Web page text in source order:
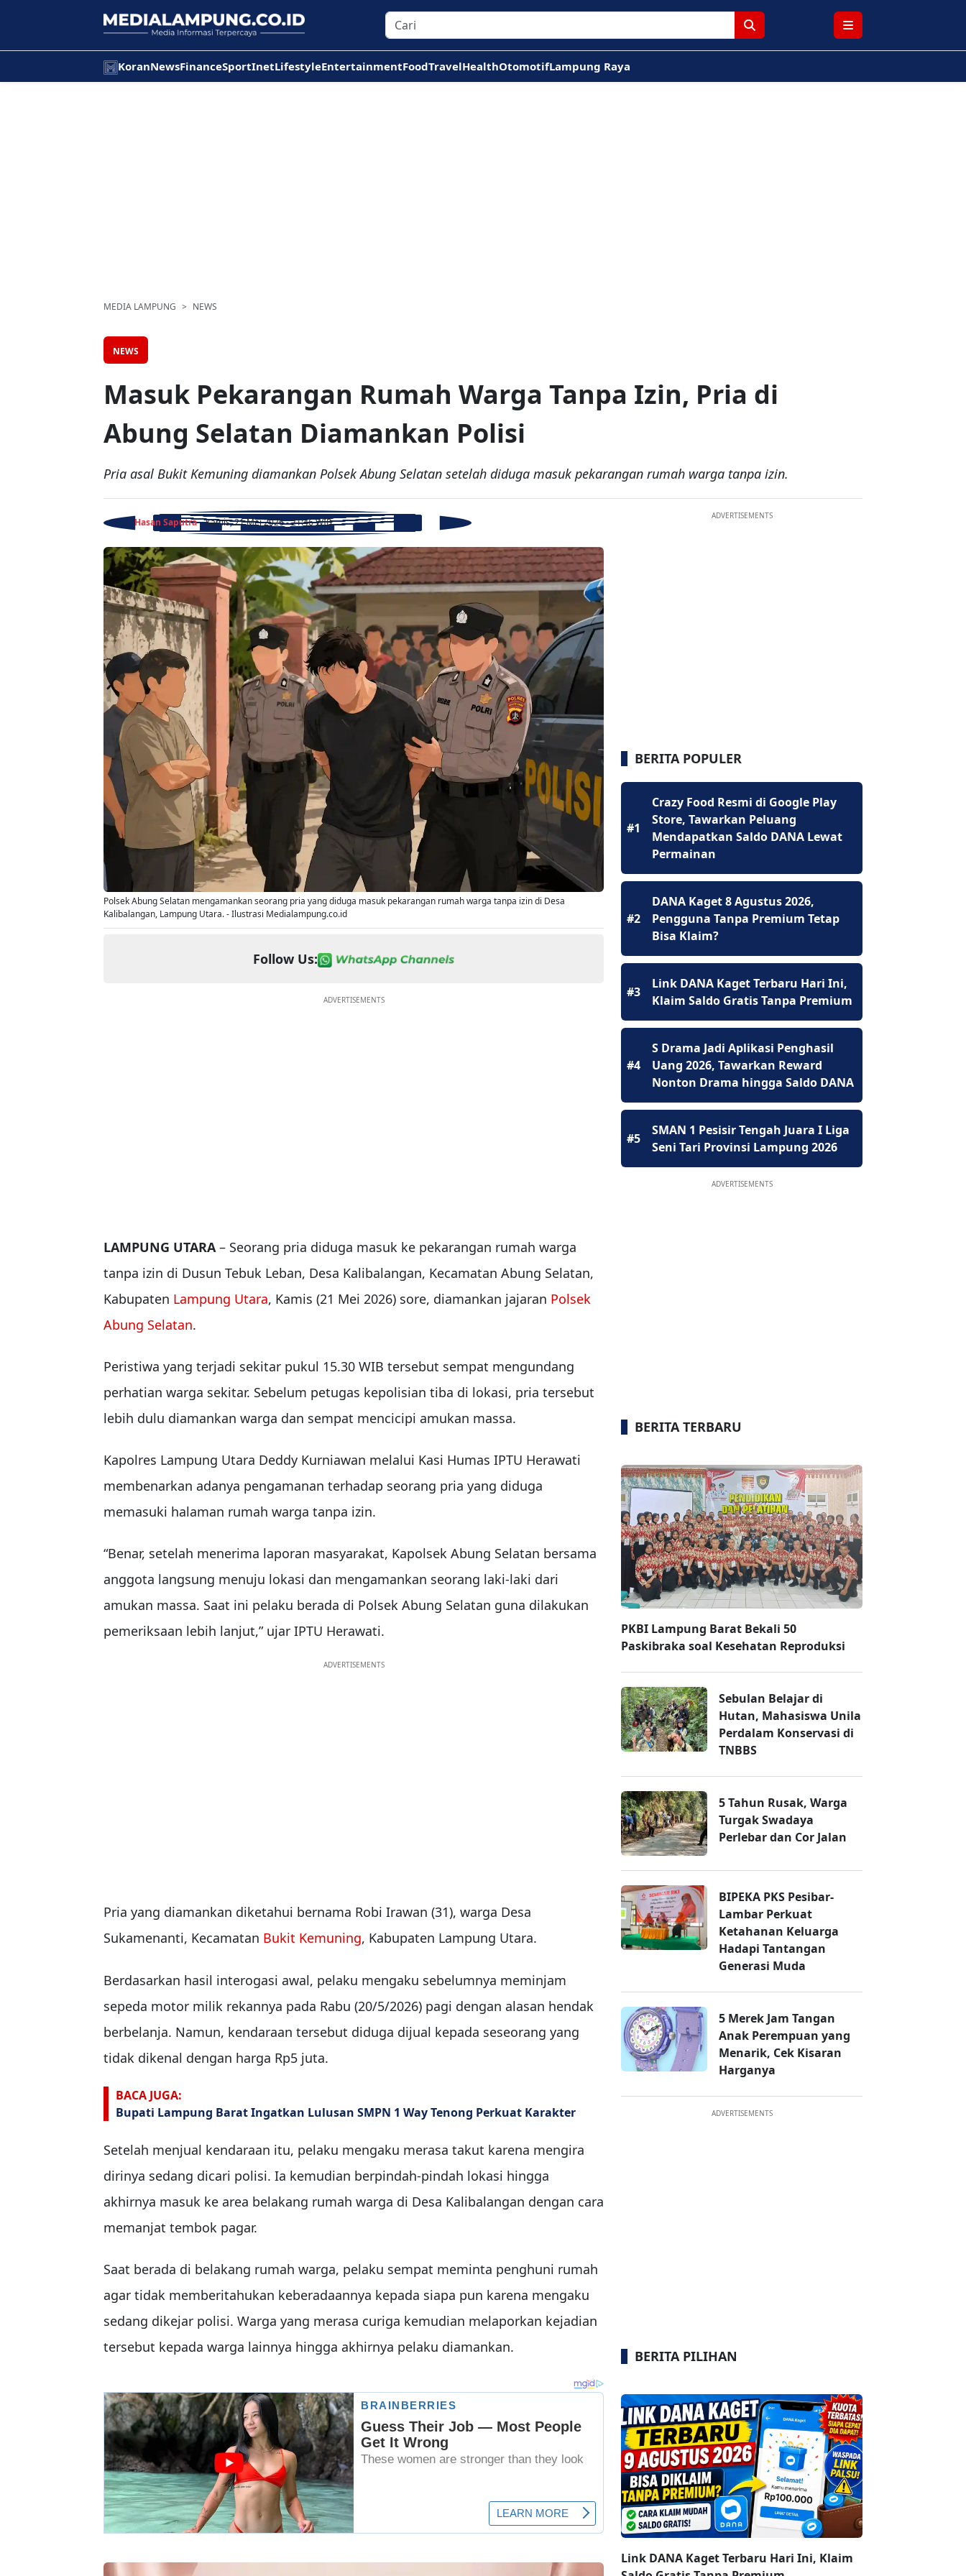
KoranNewsFinanceSportInetLifestyleEntertainmentFoodTravelHealthOtomotifLampung Raya
MEDIA LAMPUNG NEWS
NEWS
Masuk Pekarangan Rumah Warga Tanpa Izin, Pria di
Abung Selatan Diamankan Polisi
Pria asal Bukit Kemuning diamankan Polsek Abung Selatan setelah diduga masuk pekarangan rumah warga tanpa izin.
Hasan Saputra - Kamis, 21 Mei 2026 - 21:46 WIB
Polsek Abung Selatan mengamankan seorang pria yang diduga masuk pekarangan rumah warga tanpa izin di Desa
Kalibalangan, Lampung Utara. - Ilustrasi Medialampung.co.id
Follow Us:
ADVERTISEMENTS
LAMPUNG UTARA– Seorang pria diduga masuk ke pekarangan rumah warga
tanpa izin di Dusun Tebuk Leban, Desa Kalibalangan, Kecamatan Abung Selatan,
Kabupaten Lampung Utara, Kamis (21 Mei 2026) sore, diamankan jajaran Polsek
Abung Selatan.
Peristiwa yang terjadi sekitar pukul 15.30 WIB tersebut sempat mengundang
perhatian warga sekitar. Sebelum petugas kepolisian tiba di lokasi, pria tersebut
lebih dulu diamankan warga dan sempat mencicipi amukan massa.
Kapolres Lampung Utara Deddy Kurniawan melalui Kasi Humas IPTU Herawati
membenarkan adanya pengamanan terhadap seorang pria yang diduga
memasuki halaman rumah warga tanpa izin.
“Benar, setelah menerima laporan masyarakat, Kapolsek Abung Selatan bersama
anggota langsung menuju lokasi dan mengamankan seorang laki-laki dari
amukan massa. Saat ini pelaku berada di Polsek Abung Selatan guna dilakukan
pemeriksaan lebih lanjut,” ujar IPTU Herawati.
ADVERTISEMENTS
Pria yang diamankan diketahui bernama Robi Irawan (31), warga Desa
Sukamenanti, Kecamatan Bukit Kemuning, Kabupaten Lampung Utara.
Berdasarkan hasil interogasi awal, pelaku mengaku sebelumnya meminjam
sepeda motor milik rekannya pada Rabu (20/5/2026) pagi dengan alasan hendak
berbelanja. Namun, kendaraan tersebut diduga dijual kepada seseorang yang
tidak dikenal dengan harga Rp5 juta.
BACA JUGA:
Bupati Lampung Barat Ingatkan Lulusan SMPN 1 Way Tenong Perkuat Karakter
Setelah menjual kendaraan itu, pelaku mengaku merasa takut karena mengira
dirinya sedang dicari polisi. Ia kemudian berpindah-pindah lokasi hingga
akhirnya masuk ke area belakang rumah warga di Desa Kalibalangan dengan cara
memanjat tembok pagar.
Saat berada di belakang rumah warga, pelaku sempat meminta penghuni rumah
agar tidak memberitahukan keberadaannya kepada siapa pun karena mengaku
sedang dikejar polisi. Warga yang merasa curiga kemudian melaporkan kejadian
tersebut kepada warga lainnya hingga akhirnya pelaku diamankan.
ADVERTISEMENTS
BERITA POPULER
#1
Crazy Food Resmi di Google Play
Store, Tawarkan Peluang
Mendapatkan Saldo DANA Lewat
Permainan
#2
DANA Kaget 8 Agustus 2026,
Pengguna Tanpa Premium Tetap
Bisa Klaim?
#3
Link DANA Kaget Terbaru Hari Ini,
Klaim Saldo Gratis Tanpa Premium
#4
S Drama Jadi Aplikasi Penghasil
Uang 2026, Tawarkan Reward
Nonton Drama hingga Saldo DANA
#5
SMAN 1 Pesisir Tengah Juara I Liga
Seni Tari Provinsi Lampung 2026
ADVERTISEMENTS
BERITA TERBARU
PKBI Lampung Barat Bekali 50
Paskibraka soal Kesehatan Reproduksi
Sebulan Belajar di
Hutan, Mahasiswa Unila
Perdalam Konservasi di
TNBBS
5 Tahun Rusak, Warga
Turgak Swadaya
Perlebar dan Cor Jalan
BIPEKA PKS Pesibar-
Lambar Perkuat
Ketahanan Keluarga
Hadapi Tantangan
Generasi Muda
5 Merek Jam Tangan
Anak Perempuan yang
Menarik, Cek Kisaran
Harganya
ADVERTISEMENTS
BERITA PILIHAN
Link DANA Kaget Terbaru Hari Ini, Klaim